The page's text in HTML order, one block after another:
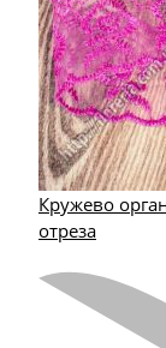
Кружево
отреза